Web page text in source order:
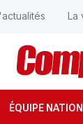
ÉQUIPE
La